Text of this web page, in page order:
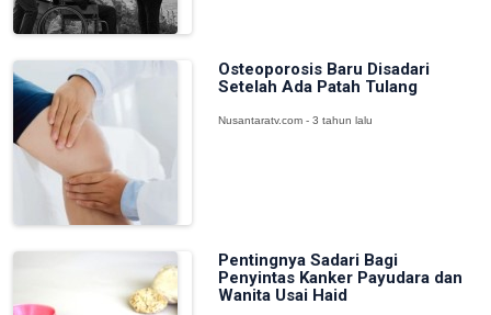
Osteoporosis Baru Disadari
Setelah Ada Patah Tulang
Nusantaratv.com - 3 tahun lalu
Pentingnya Sadari Bagi
Penyintas Kanker Payudara dan
Wanita Usai Haid